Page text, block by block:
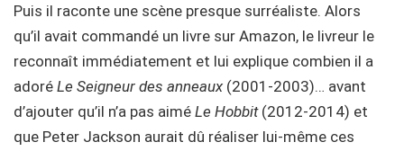
Puis il raconte une scène presque surréaliste. Alors
qu’il avait commandé un livre sur Amazon, le livreur le
reconnaît immédiatement et lui explique combien il a
adoré Le Seigneur des anneaux (2001-2003)… avant
d’ajouter qu’il n’a pas aimé Le Hobbit(2012-2014) et
que Peter Jackson aurait dû réaliser lui-même ces